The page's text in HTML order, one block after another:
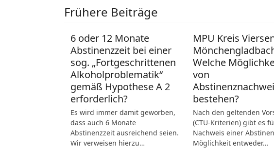
Frühere Beiträge
6 oder 12 Monate
Abstinenzzeit bei einer
sog. „Fortgeschrittenen
Alkoholproblematik“
gemäß Hypothese A 2
erforderlich?
Es wird immer damit geworben,
dass auch 6 Monate
Abstinenzzeit ausreichend seien.
Wir verweisen hierzu…
MPU Kreis
Welche
von
bestehen?
Nach den geltenden
(CTU-Kriterien) gibt es
Nachweis einer
Möglichkeit entweder…